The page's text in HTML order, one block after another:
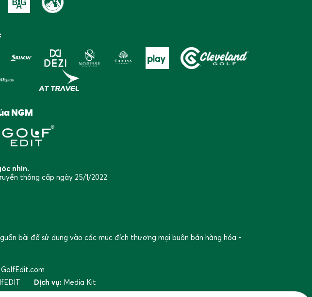
NGM
nhìn.
thông cấp ngày 25/1/2022
bài để sử dụng vào các mục đích thương mại buôn bán hàng hóa -
Dịch vụ: Media Kit